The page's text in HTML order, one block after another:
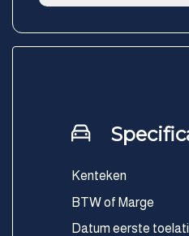
Kenteken
BTW of Marge
Datum eerste